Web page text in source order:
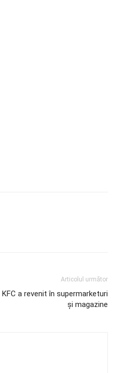
Articolul următor
a revenit în supermarketuri
şi magazine